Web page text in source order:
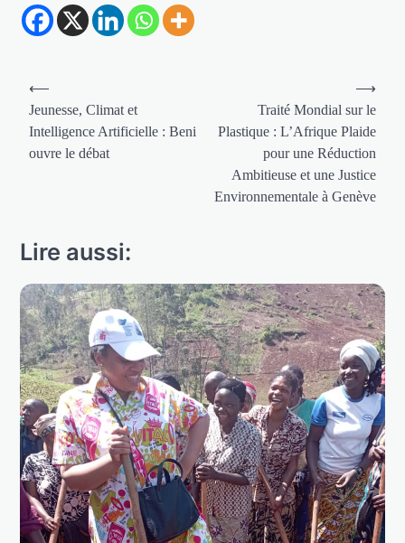
Navigation
de
l’article
⟵
Jeunesse, Climat et
Intelligence Artificielle : Beni
ouvre le débat
Traité Mondial sur le
Plastique : L’Afrique Plaide
pour une Réduction
Ambitieuse et une Justice
Environnementale à Genève
⟶
Lire aussi: